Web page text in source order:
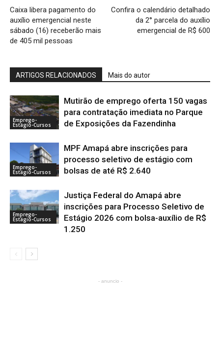
Caixa libera pagamento do
auxílio emergencial neste
sábado (16) receberão mais
de 405 mil pessoas
Confira o calendário detalhado
da 2° parcela do auxílio
emergencial de R$ 600
ARTIGOS RELACIONADOS Mais do autor
Emprego-
Estágio-Cursos
Mutirão de emprego oferta 150 vagas
para contratação imediata no Parque
de Exposições da Fazendinha
Emprego-
Estágio-Cursos
MPF Amapá abre inscrições para
processo seletivo de estágio com
bolsas de até R$ 2.640
Emprego-
Estágio-Cursos
Justiça Federal do Amapá abre
inscrições para Processo Seletivo de
Estágio 2026 com bolsa-auxílio de R$
1.250
- anuncio -